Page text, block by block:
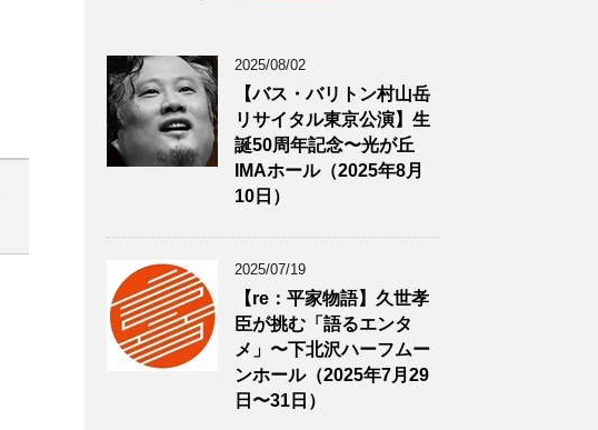
2025/08/02
【バス・バリトン村山岳
リサイタル東京公演】生
誕50周年記念〜光が丘
IMAホール（2025年8月
10日）
2025/07/19
【re：平家物語】久世孝
臣が挑む「語るエンタ
メ」〜下北沢ハーフムー
ンホール（2025年7月29
日〜31日）